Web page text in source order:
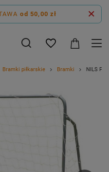
od 50,00 zł
Bramki piłkarskie Bramki NILS